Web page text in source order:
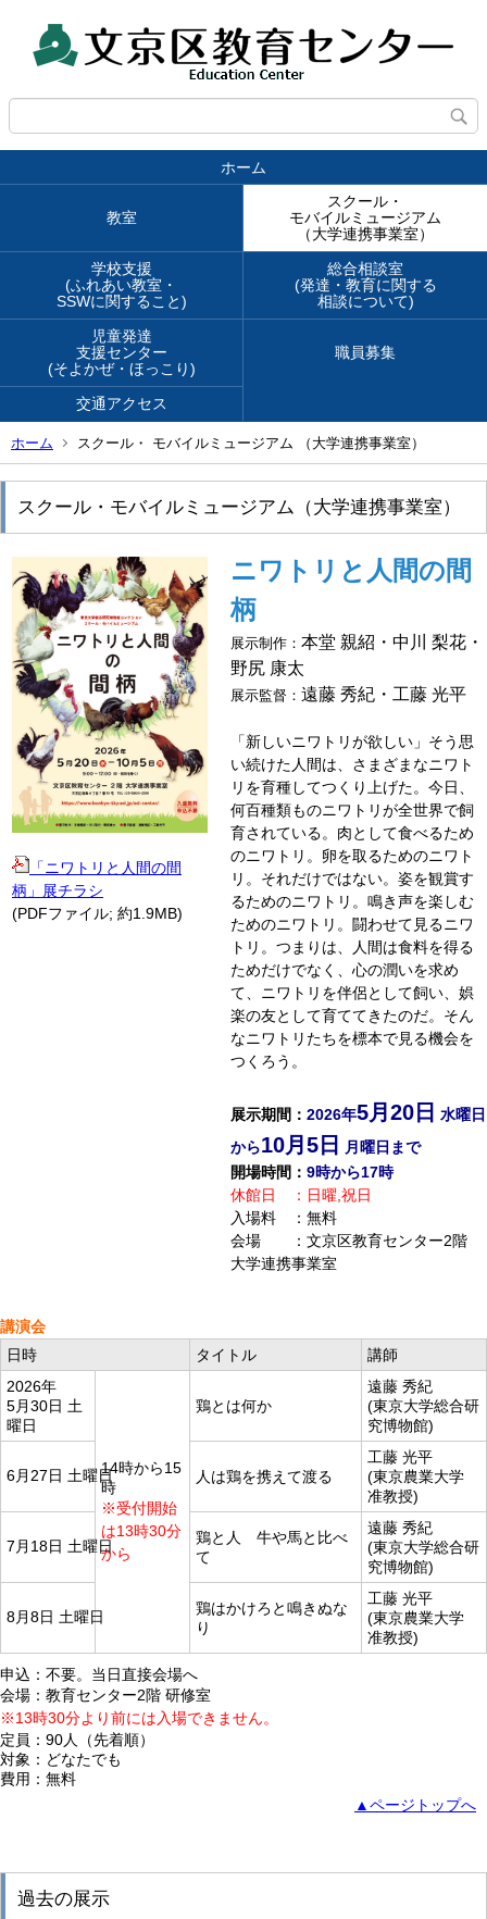
ホーム
教室
スクール・
モバイルミュージアム
（大学連携事業室）
学校支援
(ふれあい教室・
SSWに関すること)
総合相談室
(発達・教育に関する
相談について)
児童発達
支援センター
(そよかぜ・ほっこり)
職員募集
交通アクセス
ホーム スクール・ モバイルミュージアム （大学連携事業室）
スクール・モバイルミュージアム（大学連携事業室）
「ニワトリと人間の間
柄」展チラシ
(PDFファイル; 約1.9MB)
ニワトリと人間の間
柄
展示制作： 本堂 親紹・中川 梨花・
野尻 康太
展示監督： 遠藤 秀紀・工藤 光平
「新しいニワトリが欲しい」そう思
い続けた人間は、さまざまなニワト
リを育種してつくり上げた。今日、
何百種類ものニワトリが全世界で飼
育されている。肉として食べるため
のニワトリ。卵を取るためのニワト
リ。それだけではない。姿を観賞す
るためのニワトリ。鳴き声を楽しむ
ためのニワトリ。闘わせて見るニワ
トリ。つまりは、人間は食料を得る
ためだけでなく、心の潤いを求め
て、ニワトリを伴侶として飼い、娯
楽の友として育ててきたのだ。そん
なニワトリたちを標本で見る機会を
つくろう。
展示期間： 2026年5月20日 水曜日
から10月5日
月曜日まで
開場時間： 9時から17時
休館日 ：日曜,祝日
入場料 ：無料
会場 ：文京区教育センター2階
大学連携事業室
講演会
日時
タイトル
講師
2026年
5月30日 土
曜日
14時から15
時
※受付開始
は13時30分
から
鶏とは何か
遠藤 秀紀
(東京大学総合研
究博物館)
6月27日 土曜日 人は鶏を携えて渡る
工藤 光平
(東京農業大学
准教授)
7月18日 土曜日
鶏と人 牛や馬と比べ
て
遠藤 秀紀
(東京大学総合研
究博物館)
8月8日 土曜日
鶏はかけろと鳴きぬな
り
工藤 光平
(東京農業大学
准教授)
申込：不要。当日直接会場へ
会場：教育センター2階 研修室
※13時30分より前には入場できません。
定員：90人（先着順）
対象：どなたでも
費用：無料
▲ページトップへ
過去の展示